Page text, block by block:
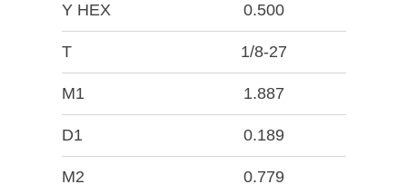
Y HEX 0.500
T 1/8-27
M1 1.887
D1 0.189
M2 0.779